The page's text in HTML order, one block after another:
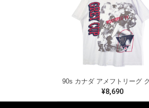
¥8,690